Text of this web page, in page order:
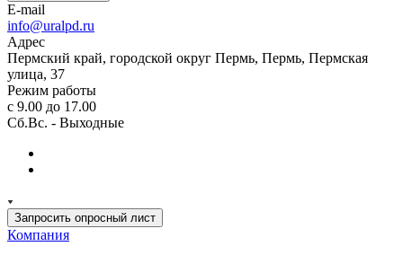
E-mail
info@uralpd.ru
Адрес
Пермский край, городской округ Пермь, Пермь, Пермская
улица, 37
Режим работы
с 9.00 до 17.00
Сб.Вс. - Выходные
Запросить опросный лист
Компания